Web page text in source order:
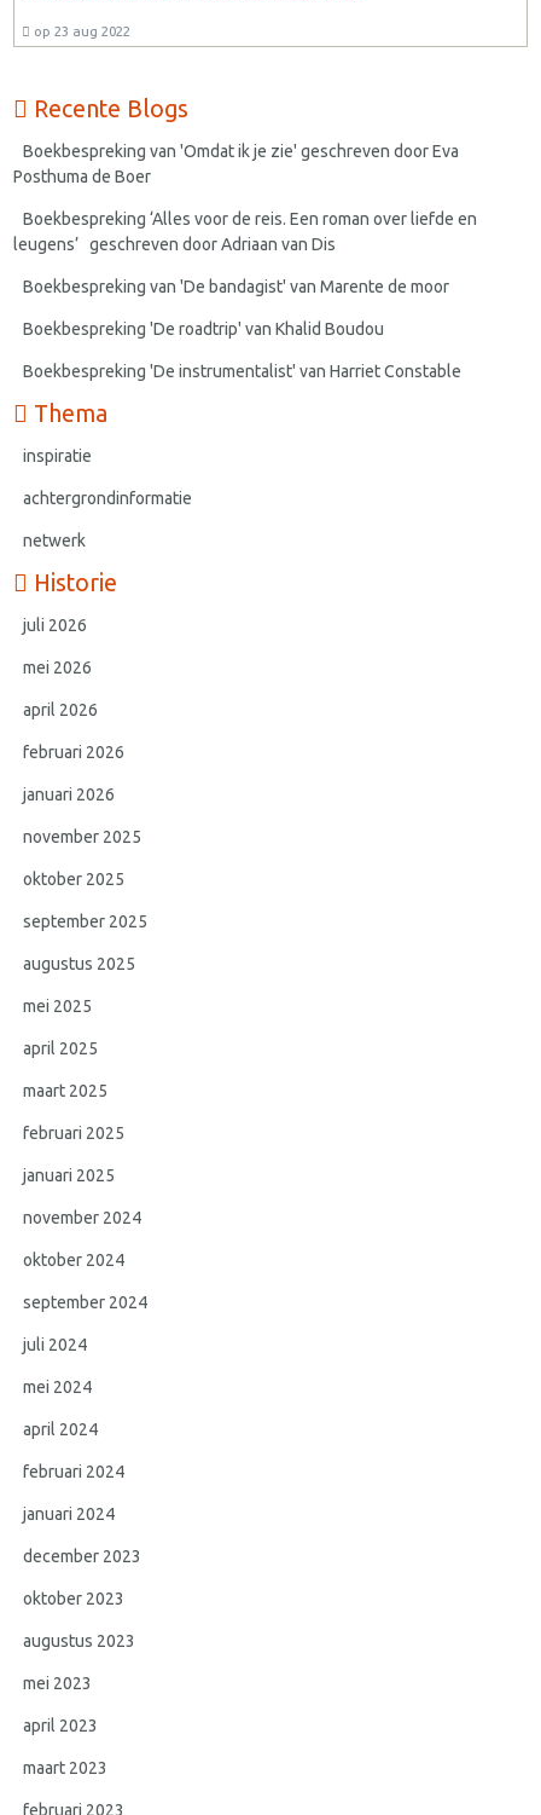
op 23 aug 2022
Recente Blogs
Boekbespreking van 'Omdat ik je zie' geschreven door Eva
Posthuma de Boer
Boekbespreking ‘Alles voor de reis. Een roman over liefde en
leugens’ geschreven door Adriaan van Dis
Boekbespreking van 'De bandagist' van Marente de moor
Boekbespreking 'De roadtrip' van Khalid Boudou
Boekbespreking 'De instrumentalist' van Harriet Constable
Thema
inspiratie
achtergrondinformatie
netwerk
Historie
juli 2026
mei 2026
april 2026
februari 2026
januari 2026
november 2025
oktober 2025
september 2025
augustus 2025
mei 2025
april 2025
maart 2025
februari 2025
januari 2025
november 2024
oktober 2024
september 2024
juli 2024
mei 2024
april 2024
februari 2024
januari 2024
december 2023
oktober 2023
augustus 2023
mei 2023
april 2023
maart 2023
februari 2023